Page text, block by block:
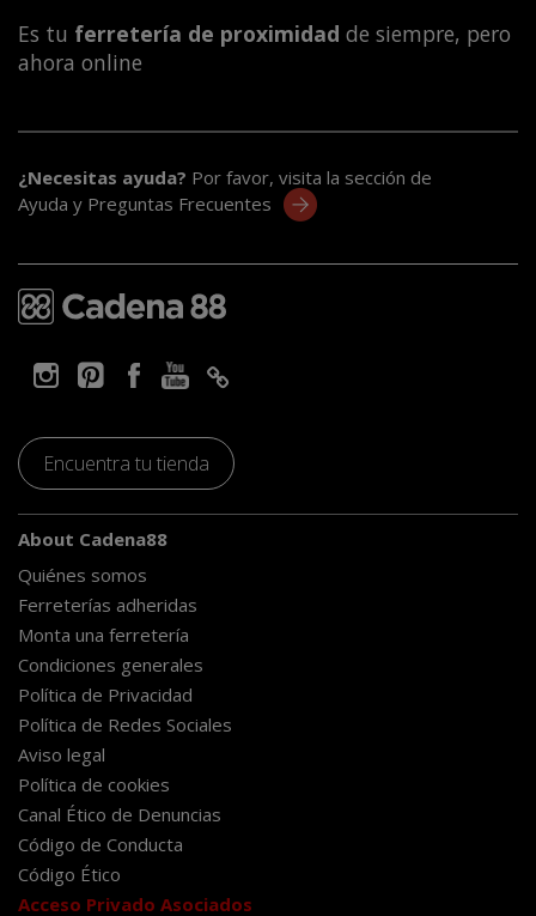
Es tu ferretería de proximidad de siempre, pero
ahora online
¿Necesitas ayuda? Por favor, visita la sección de
Ayuda y Preguntas Frecuentes
Encuentra tu tienda
About Cadena88
Quiénes somos
Ferreterías adheridas
Monta una ferretería
Condiciones generales
Política de Privacidad
Política de Redes Sociales
Aviso legal
Política de cookies
Canal Ético de Denuncias
Código de Conducta
Código Ético
Acceso Privado Asociados